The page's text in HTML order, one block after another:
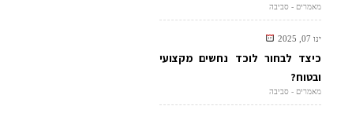
מאמרים - סביבה
ינו 07, 2025
כיצד לבחור לוכד נחשים מקצועי
ובטוח?
מאמרים - סביבה